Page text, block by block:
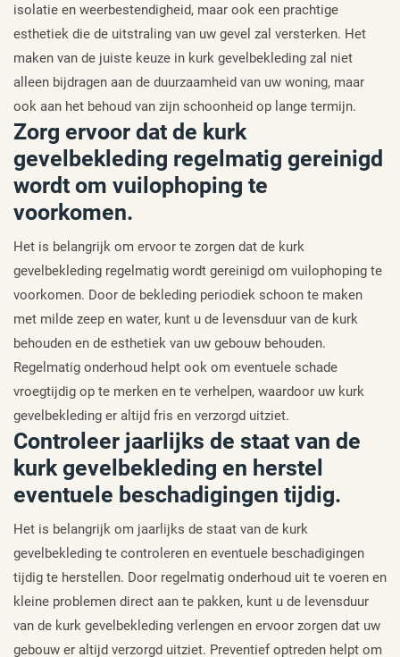
isolatie en weerbestendigheid, maar ook een prachtige
esthetiek die de uitstraling van uw gevel zal versterken. Het
maken van de juiste keuze in kurk gevelbekleding zal niet
alleen bijdragen aan de duurzaamheid van uw woning, maar
ook aan het behoud van zijn schoonheid op lange termijn.
Zorg ervoor dat de kurk
gevelbekleding regelmatig gereinigd
wordt om vuilophoping te
voorkomen.
Het is belangrijk om ervoor te zorgen dat de kurk
gevelbekleding regelmatig wordt gereinigd om vuilophoping te
voorkomen. Door de bekleding periodiek schoon te maken
met milde zeep en water, kunt u de levensduur van de kurk
behouden en de esthetiek van uw gebouw behouden.
Regelmatig onderhoud helpt ook om eventuele schade
vroegtijdig op te merken en te verhelpen, waardoor uw kurk
gevelbekleding er altijd fris en verzorgd uitziet.
Controleer jaarlijks de staat van de
kurk gevelbekleding en herstel
eventuele beschadigingen tijdig.
Het is belangrijk om jaarlijks de staat van de kurk
gevelbekleding te controleren en eventuele beschadigingen
tijdig te herstellen. Door regelmatig onderhoud uit te voeren en
kleine problemen direct aan te pakken, kunt u de levensduur
van de kurk gevelbekleding verlengen en ervoor zorgen dat uw
gebouw er altijd verzorgd uitziet. Preventief optreden helpt om